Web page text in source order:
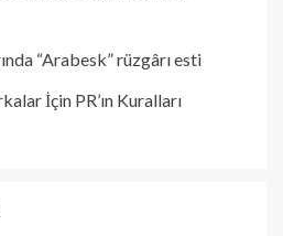
“Arabesk” rüzgârı esti
İçin PR’ın Kuralları